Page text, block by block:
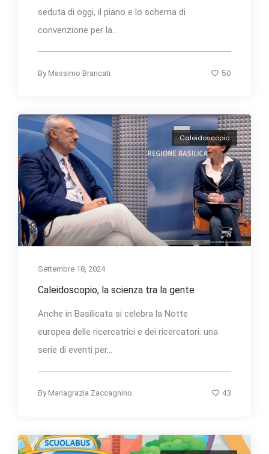
seduta di oggi, il piano e lo schema di
convenzione per la...
By Massimo Brancati 50
Caleidoscopio
Settembre 18, 2024
Caleidoscopio, la scienza tra la gente
Anche in Basilicata si celebra la Notte
europea delle ricercatrici e dei ricercatori: una
serie di eventi per...
By Mariagrazia Zaccagnino 43